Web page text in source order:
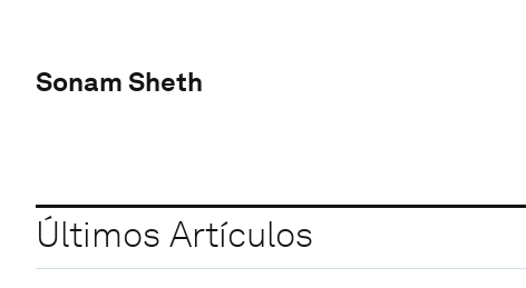
Sonam Sheth
Últimos Artículos